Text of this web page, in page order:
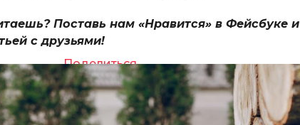
Поставь нам «Нравится» в Фейсбуке и
с друзьями!
Поделиться